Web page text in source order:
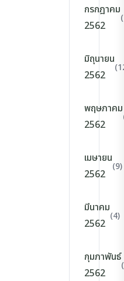
กรกฎาคม
2562
มิถุนายน
2562
พฤษภาคม
2562
เมษายน
2562
(9)
มีนาคม
2562
(4)
กุมภาพันธ์
2562